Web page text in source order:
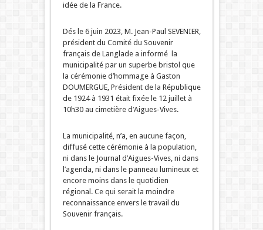
idée de la France.
Dés le 6 juin 2023, M. Jean-Paul SEVENIER,
président du Comité du Souvenir
français de Langlade a informé la
municipalité par un superbe bristol que
la cérémonie d’hommage à Gaston
DOUMERGUE, Président de la République
de 1924 à 1931 était fixée le 12 juillet à
10h30 au cimetière d’Aigues-Vives.
La municipalité, n’a, en aucune façon,
diffusé cette cérémonie à la population,
ni dans le Journal d’Aigues-Vives, ni dans
l’agenda, ni dans le panneau lumineux et
encore moins dans le quotidien
régional. Ce qui serait la moindre
reconnaissance envers le travail du
Souvenir français.